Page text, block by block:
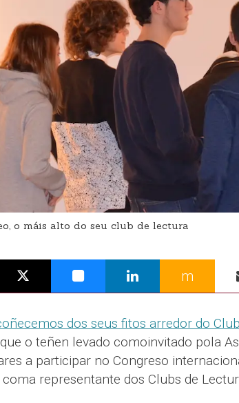
o máis alto do seu club de lectura
m
dos seus fitos arredor do
o teñen levado comoinvitado pola
a participar no Congreso
representante dos Clubs de